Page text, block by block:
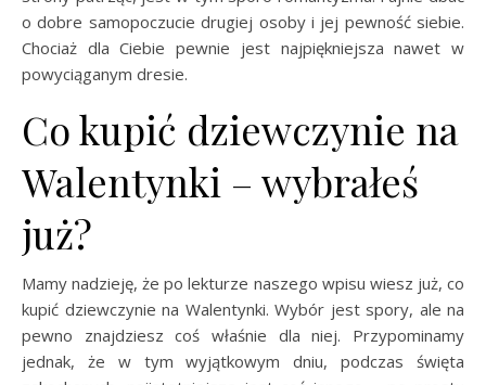
o dobre samopoczucie drugiej osoby i jej pewność siebie.
Chociaż dla Ciebie pewnie jest najpiękniejsza nawet w
powyciąganym dresie.
Co kupić dziewczynie na
Walentynki – wybrałeś
już?
Mamy nadzieję, że po lekturze naszego wpisu wiesz już, co
kupić dziewczynie na Walentynki. Wybór jest spory, ale na
pewno znajdziesz coś właśnie dla niej. Przypominamy
jednak, że w tym wyjątkowym dniu, podczas święta